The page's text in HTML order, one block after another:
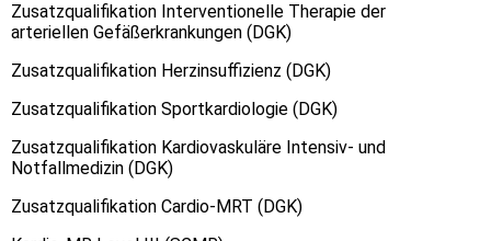
Zusatzqualifikation Interventionelle Therapie der
arteriellen Gefäßerkrankungen (DGK)
Zusatzqualifikation Herzinsuffizienz (DGK)
Zusatzqualifikation Sportkardiologie (DGK)
Zusatzqualifikation Kardiovaskuläre Intensiv- und
Notfallmedizin (DGK)
Zusatzqualifikation Cardio-MRT (DGK)